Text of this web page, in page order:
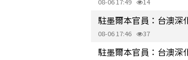
駐墨爾本官員：台澳
08-06 17:46 37
駐墨爾本官員：台澳